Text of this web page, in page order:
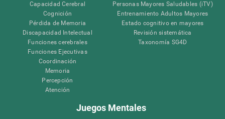
Capacidad Cerebral
Cognición
Pérdida de Memoria
Discapacidad Intelectual
Funciones cerebrales
Funciones Ejecutivas
Coordinación
Memoria
Percepción
Atención
Personas Mayores Saludables (iTV)
Entrenamiento Adultos Mayores
Estado cognitivo en mayores
Revisión sistemática
Taxonomía SG4D
Juegos Mentales